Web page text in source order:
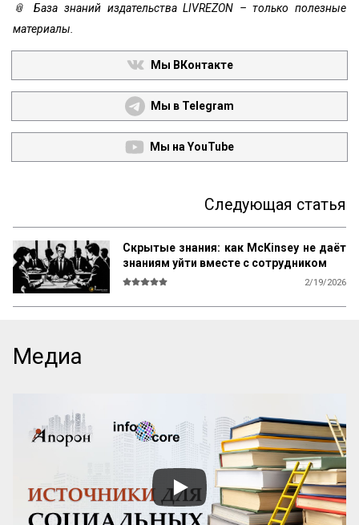
📎 База знаний издательства LIVREZON – только полезные
материалы.
Мы ВКонтакте
Мы в Telegram
Мы на YouTube
Следующая статья
Скрытые знания: как McKinsey не даёт
знаниям уйти вместе с сотрудником
2/19/2026
проект «Байки путешественников» от
Tearfund, алгоритм личной
эффективности и «золотое правило»
сетевых контактов.
Компания McKinsey имеет значительный
опыт в проведении интервью, поэтому в
ней разработана специальная методика.
Медиа